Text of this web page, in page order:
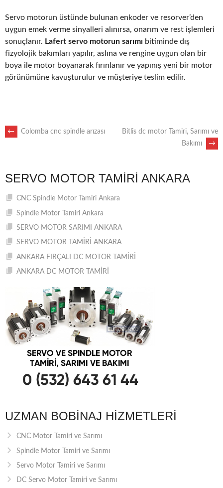
Servo motorun üstünde bulunan enkoder ve resorver’den
uygun emek verme sinyalleri alınırsa, onarım ve rest işlemleri
sonuçlanır. Lafert servo motorun sarımı bitiminde dış
fizyolojik bakımları yapılır, aslına ve rengine uygun olan bir
boya ile motor boyanarak fırınlanır ve yapınış yeni bir motor
görünümüne kavuşturulur ve müşteriye teslim edilir.
POST
← Colomba cnc spindle arızası
Bitlis dc motor Tamiri, Sarımı ve
Bakımı
→
SERVO MOTOR TAMIRI ANKARA
CNC Spindle Motor Tamiri Ankara
Spindle Motor Tamiri Ankara
SERVO MOTOR SARIMI ANKARA
SERVO MOTOR TAMİRİ ANKARA
ANKARA FIRÇALI DC MOTOR TAMİRİ
ANKARA DC MOTOR TAMİRİ
UZMAN BOBINAJ HIZMETLERI
CNC Motor Tamiri ve Sarımı
Spindle Motor Tamiri ve Sarımı
Servo Motor Tamiri ve Sarımı
DC Servo Motor Tamiri ve Sarımı